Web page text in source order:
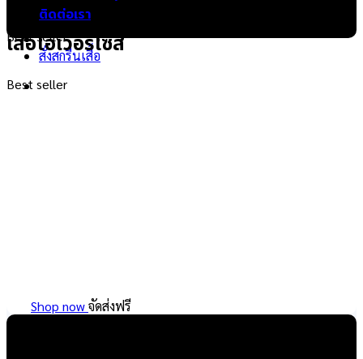
ติดต่อเรา
สั่งสกรีนเสื้อ
เสื้อโอเวอร์ไซส์
Best seller
Best seller
Shop nowจัดส่งฟรี